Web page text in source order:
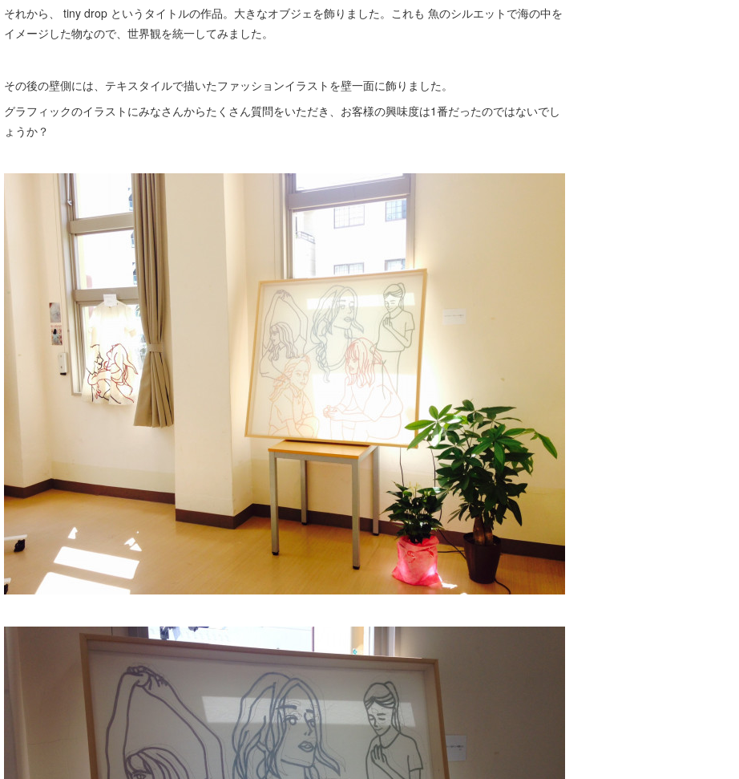
それから、 tiny drop というタイトルの作品。大きなオブジェを飾りました。これも 魚のシルエットで海の中を
イメージした物なので、世界観を統一してみました。
その後の壁側には、テキスタイルで描いたファッションイラストを壁一面に飾りました。
グラフィックのイラストにみなさんからたくさん質問をいただき、お客様の興味度は1番だったのではないでし
ょうか？